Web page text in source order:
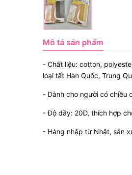
Mô tả sản phẩm
- Chất liệu: cotton,
loại tất Hàn Quốc, Trung
- Dành cho người có chiều
- Độ dầy: 20D, thích hợp
- Hàng nhập từ Nhật, sản